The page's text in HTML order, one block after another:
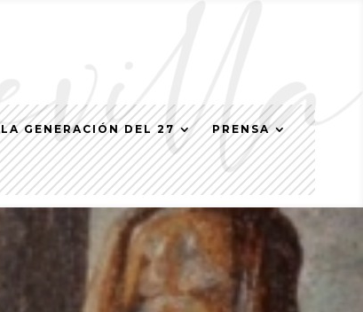
LA GENERACIÓN DEL 27
PRENSA